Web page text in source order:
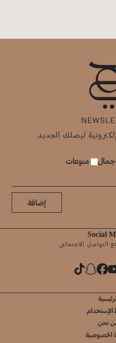
ليصلك الجديد
جمال منوعات
إضافة
Social
التواصل الاجتماعي
نحن
الخصوصية